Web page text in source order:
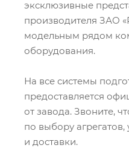
эксклюзивные
производителя ЗАО
модельным рядом
оборудования.
На все системы
предоставляется
от завода. Звоните,
по выбору агрегатов,
и доставки.